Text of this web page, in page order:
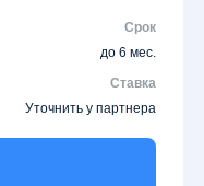
Срок
до 6 мес.
Ставка
Уточнить у партнера